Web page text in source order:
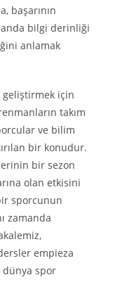
başarının
bilgi derinliği
anlamak
için
takım
ve bilim
bir konudur.
bir sezon
olan etkisini
sporcunun
zamanda
empieza
spor